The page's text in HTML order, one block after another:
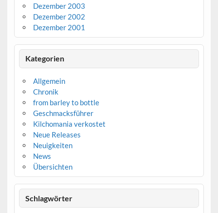
Dezember 2003
Dezember 2002
Dezember 2001
Kategorien
Allgemein
Chronik
from barley to bottle
Geschmacksführer
Kilchomania verkostet
Neue Releases
Neuigkeiten
News
Übersichten
Schlagwörter